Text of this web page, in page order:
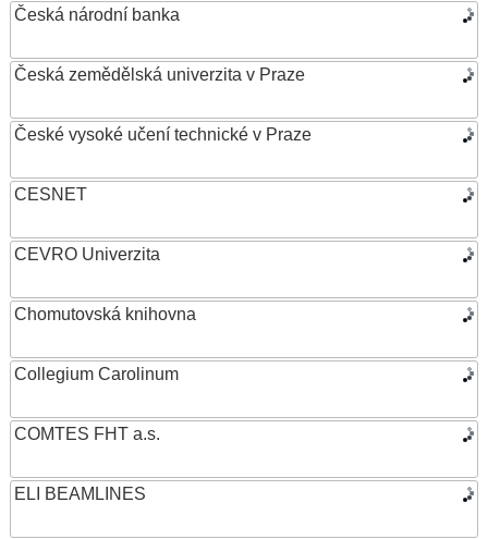
Česká národní banka
Česká zemědělská univerzita v Praze
České vysoké učení technické v Praze
CESNET
CEVRO Univerzita
Chomutovská knihovna
Collegium Carolinum
COMTES FHT a.s.
ELI BEAMLINES